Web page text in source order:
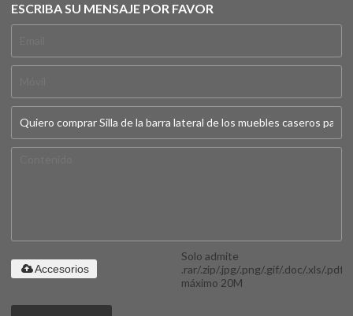
ESCRIBA SU MENSAJE POR FAVOR
Solo admite
.rar/.zip/.jpg/.png/.gif/.doc/.xls/.pdf,
máximo 20M
Accesorios